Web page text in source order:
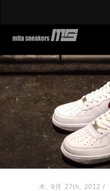
木, 9月 27th, 2012 /